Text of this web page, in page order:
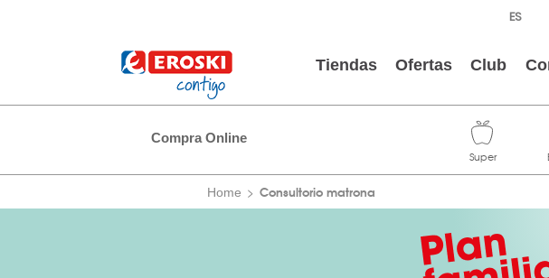
Tiendas Ofertas Club
Compra Online
Home Consultorio matrona